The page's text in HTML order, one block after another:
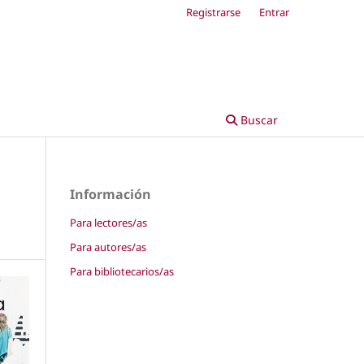
Buscar
Registrarse Entrar
Información
Para lectores/as
Para autores/as
Para bibliotecarios/as